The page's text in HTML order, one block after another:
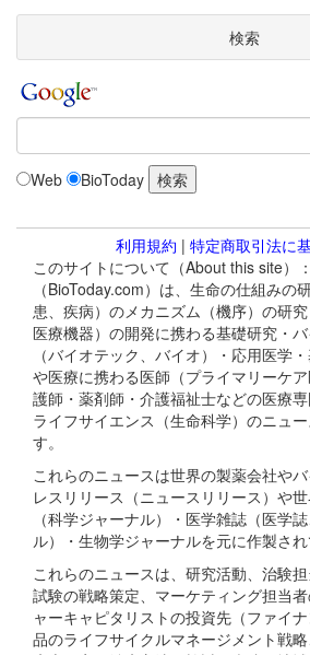
検索
Web BioToday
利用規約 | 特定商取引法に
このサイトについて（About this site）
（BioToday.com）は、生命の仕組みの
患、疾病）のメカニズム（機序）の研究
医療機器）の開発に携わる基礎研究・
（バイオテック、バイオ）・応用医学
や医療に携わる医師（プライマリーケ
護師・薬剤師・介護福祉士などの医療
ライフサイエンス（生命科学）のニュ
す。
これらのニュースは世界の製薬会社や
レスリリース（ニュースリリース）や
（科学ジャーナル）・医学雑誌（医学
ル）・生物学ジャーナルを元に作製され
これらのニュースは、研究活動、治験
試験の戦略策定、マーケティング担当
ャーキャピタリストの投資先（ファイ
品のライフサイクルマネージメント戦